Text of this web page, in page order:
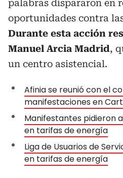
palabras dispararon en
oportunidades contra
Durante esta acción
Manuel Arcia Madrid,
un centro asistencial.
Afinia se reunió con el
manifestaciones en
Manifestantes pidieron
en tarifas de energía
Liga de Usuarios de
en tarifas de energía